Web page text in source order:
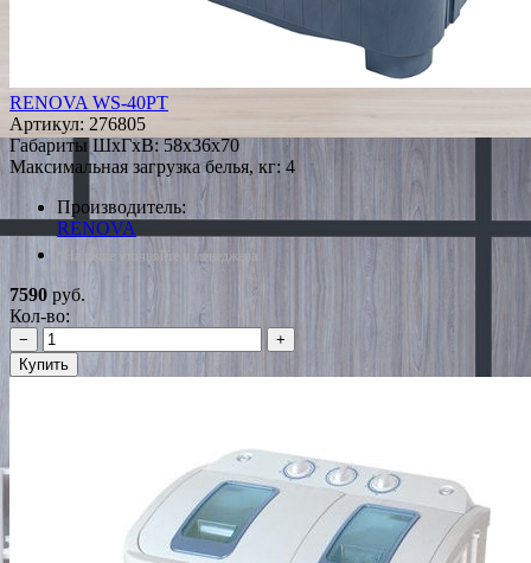
RENOVA WS-40PT
Артикул: 276805
Габариты ШxГxВ: 58x36x70
Максимальная загрузка белья, кг: 4
Производитель:
RENOVA
*Наличие уточняйте у менеджера
7590 руб.
Кол-во:
−
+
Купить